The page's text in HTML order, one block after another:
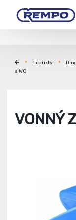
Produkty
a WC
VONNÝ